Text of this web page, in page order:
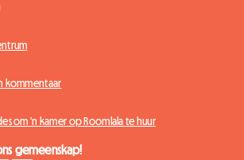
kommentaar
om 'n kamer op Roomlala te huur
gemeenskap!